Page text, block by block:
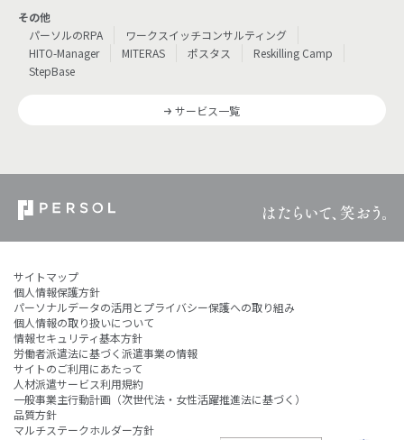
その他
パーソルのRPA
ワークスイッチコンサルティング
HITO-Manager
MITERAS ポスタス
Reskilling Camp
StepBase
サービス一覧
サイトマップ
個人情報保護方針
パーソナルデータの活用とプライバシー保護への取り組み
個人情報の取り扱いについて
情報セキュリティ基本方針
労働者派遣法に基づく派遣事業の情報
サイトのご利用にあたって
人材派遣サービス利用規約
一般事業主行動計画（次世代法・女性活躍推進法に基づく）
品質方針
マルチステークホルダー方針